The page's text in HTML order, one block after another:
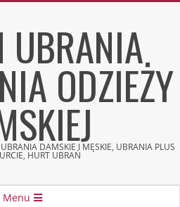
UBRANIA
ODZIEŻY
DAMSKIE I MĘSKIE, UBRANIA PLUS
HURT UBRAŃ
Menu